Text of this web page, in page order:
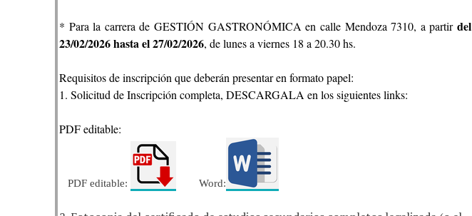
* Para la carrera de GESTIÓN GASTRONÓMICA en calle Mendoza 7310, a partir del
23/02/2026 hasta el 27/02/2026, de lunes a viernes 18 a 20.30 hs.
Requisitos de inscripción que deberán presentar en formato papel:
1. Solicitud de Inscripción completa, DESCARGALA en los siguientes links:
PDF editable:
PDF editable: Word: